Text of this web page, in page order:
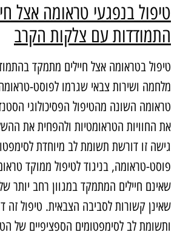
בנפגעי טראומה אצל
עם צלקות הקרב
בטראומה אצל חיילים מתמקד
ושירות צבאי שגרמו לפוסט-טראומה.
השונה מהטיפול הפסיכולוגי
החוויות הטראומטיות ולהפחית את
זו דורשת תשומת לב מיוחדת
טראומה, בניגוד לטיפול ממוקד
חיילים המתמקד במגוון רחב יותר של
קשורות לסביבה הצבאית. טיפול זה
לב לסימפטומים הספציפיים של